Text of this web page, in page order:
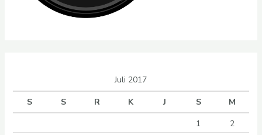
Juli 2017
S
S R K J S
M
1
2